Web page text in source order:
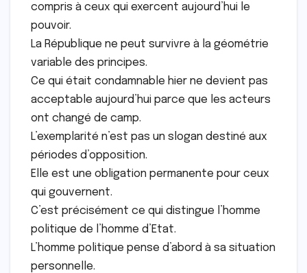
compris à ceux qui exercent aujourd’hui le
pouvoir.
La République ne peut survivre à la géométrie
variable des principes.
Ce qui était condamnable hier ne devient pas
acceptable aujourd’hui parce que les acteurs
ont changé de camp.
L’exemplarité n’est pas un slogan destiné aux
périodes d’opposition.
Elle est une obligation permanente pour ceux
qui gouvernent.
C’est précisément ce qui distingue l’homme
politique de l’homme d’Etat.
L’homme politique pense d’abord à sa situation
personnelle.